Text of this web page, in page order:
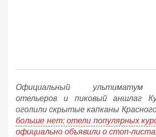
Официальный ультиматум
отельеров и пиковый аншлаг
оголили скрытые капканы
больше нет: отели популярных
официально объявили о стоп-